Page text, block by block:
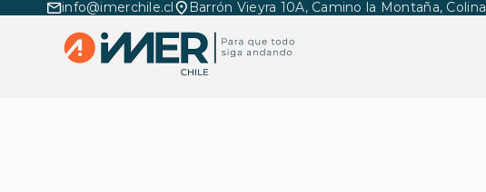
info@imerchile.cl Barrón Vieyra 10A, Camino la Montaña, Colina